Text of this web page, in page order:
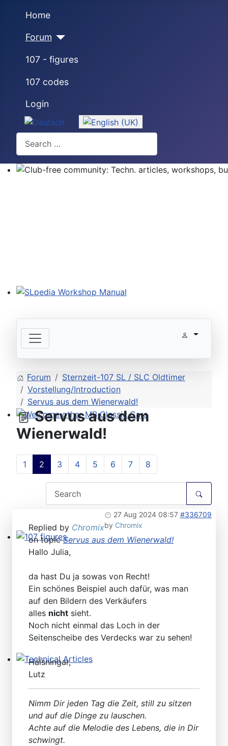
Home
Forum
107 - figures
107 codes
Login
Select your language
Search
Welcome other MB Classic Cars
107 figures
Technical Articles
Forum
Sternzeit-107 SL / SLC Oldtimer
Vorstellung/Introduction
Servus aus dem Wienerwald!
Servus aus dem
Wienerwald!
1 2 3 4 5 6 7 8
27 Aug 2024 08:57 #336709
by Chromix
Replied by Chromix
on topicServus aus dem Wienerwald!
Hallo Julia,
da hast Du ja sowas von Recht!
Ein schönes Beispiel auch dafür, was man
auf den Bildern des Verkäufers
alles nicht sieht.
Noch nicht einmal das Loch in der
Seitenscheibe des Verdecks war zu sehen!
Hälsningar,
Lutz
Nimm Dir jeden Tag die Zeit, still zu sitzen
und auf die Dinge zu lauschen.
Achte auf die Melodie des Lebens, die in Dir
schwingt.